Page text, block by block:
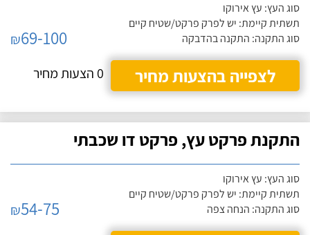
סוג העץ: עץ אירוקו
תשתית קיימת: יש לפרק פרקט/שטיח קיים
סוג התקנה: התקנה בהדבקה
₪69-100
לצפייה בהצעות מחיר
0 הצעות מחיר
התקנת פרקט עץ, פרקט דו שכבתי
סוג העץ: עץ אירוקו
תשתית קיימת: יש לפרק פרקט/שטיח קיים
סוג התקנה: הנחה צפה
₪54-75